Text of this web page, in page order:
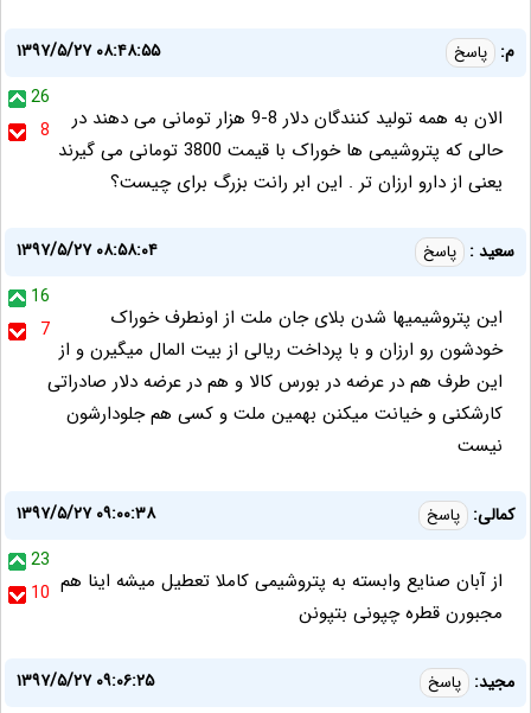
م: پاسخ
۱۳۹۷/۵/۲۷ ۰۸:۴۸:۵۵
26
8
الان به همه تولید کنندگان دلار 8-9 هزار تومانی می دهند در
حالی که پتروشیمی ها خوراک با قیمت 3800 تومانی می گیرند
یعنی از دارو ارزان تر . این ابر رانت بزرگ برای چیست؟
سعید : پاسخ
۱۳۹۷/۵/۲۷ ۰۸:۵۸:۰۴
16
7
این پتروشیمیها شدن بلای جان ملت از اونطرف خوراک
خودشون رو‌‌ ارزان و با پرداخت ریالی از بیت المال میگیرن و از
این طرف هم در عرضه در بورس کالا و هم در عرضه دلار صادراتی
کارشکنی و خیانت میکنن بهمین ملت و کسی هم جلودارشون
نیست
کمالی: پاسخ
۱۳۹۷/۵/۲۷ ۰۹:۰۰:۳۸
23
10 از آبان صنایع وابسته به پتروشیمی کاملا تعطیل میشه اینا هم
مجبورن قطره چپونی بتپونن
مجید: پاسخ
۱۳۹۷/۵/۲۷ ۰۹:۰۶:۲۵